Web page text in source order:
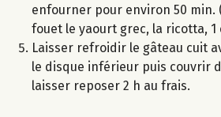
enfourner pour environ 50 min.
fouet le yaourt grec, la ricotta,
Laisser refroidir le gâteau cuit
le disque inférieur puis couvrir
laisser reposer 2 h au frais.